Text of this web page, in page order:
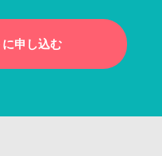
申し込む